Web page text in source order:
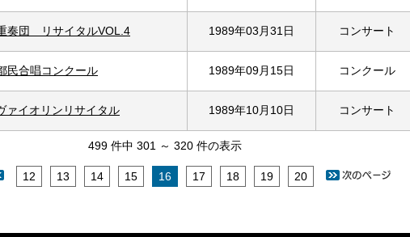
奏団 リサイタルVOL.4 1989年03月31日 コンサート
合唱コンクール 1989年09月15日 コンクール
イオリンリサイタル 1989年10月10日 コンサート
499 件中 301 ～ 320 件の表示
12 13 14 15 16 17 18 19 20